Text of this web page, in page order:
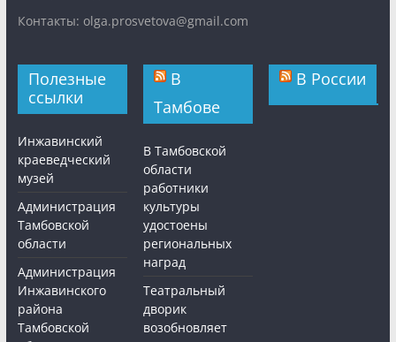
Контакты: olga.prosvetova@gmail.com
Полезные
ссылки
Инжавинский
краеведческий
музей
Администрация
Тамбовской
области
Администрация
Инжавинского
района
Тамбовской
В
Тамбове
В Тамбовской
области
работники
культуры
удостоены
региональных
наград
Театральный
дворик
возобновляет
В России